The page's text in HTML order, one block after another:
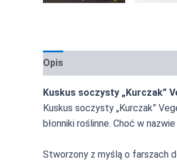
Opis
Kuskus soczysty „Kurczak”
Kuskus soczysty „Kurczak”
błonniki roślinne. Choć w
Stworzony z myślą o farszach